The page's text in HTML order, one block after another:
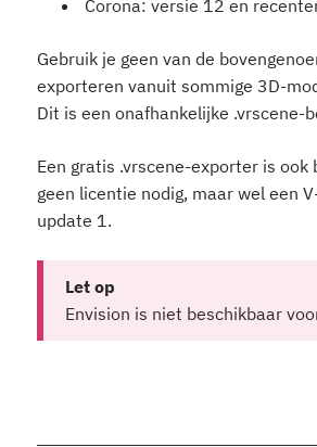
Corona: versie 12 en
Gebruik je geen van de
exporteren vanuit sommige 3D-
Dit is een onafhankelijke .vrscene-
Een gratis .vrscene-exporter is
geen licentie nodig, maar wel een
update 1.
Let op
Envision is niet beschikbaar